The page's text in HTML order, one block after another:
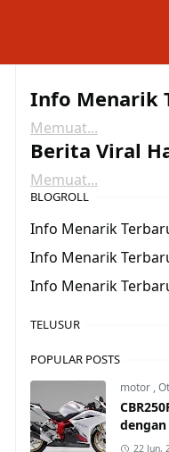
Info Menarik
Memuat...
Berita Viral
Memuat...
BLOGROLL
Info Menarik
Info Menarik
Info Menarik
TELUSUR
POPULAR POSTS
motor ,
22 Jun,